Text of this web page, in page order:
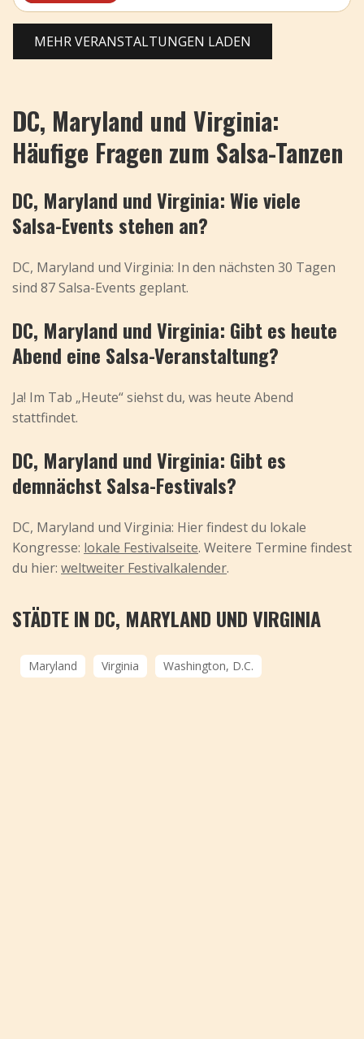
MEHR VERANSTALTUNGEN LADEN
DC, Maryland und Virginia:
Häufige Fragen zum Salsa-Tanzen
DC, Maryland und Virginia: Wie viele
Salsa-Events stehen an?
DC, Maryland und Virginia: In den nächsten 30 Tagen
sind 87 Salsa-Events geplant.
DC, Maryland und Virginia: Gibt es heute
Abend eine Salsa-Veranstaltung?
Ja! Im Tab „Heute“ siehst du, was heute Abend
stattfindet.
DC, Maryland und Virginia: Gibt es
demnächst Salsa-Festivals?
DC, Maryland und Virginia: Hier findest du lokale
Kongresse: lokale Festivalseite. Weitere Termine findest
du hier: weltweiter Festivalkalender.
STÄDTE IN DC, MARYLAND UND VIRGINIA
Maryland Virginia Washington, D.C.